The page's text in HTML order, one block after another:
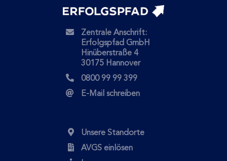
Zentrale Anschrift:
Erfolgspfad GmbH
Hinüberstraße 4
30175 Hannover
0800 99 99 399
E-Mail schreiben
Unsere Standorte
AVGS einlösen